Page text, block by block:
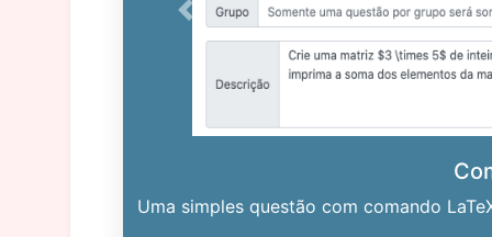
Uma simples questão com comando
Previous